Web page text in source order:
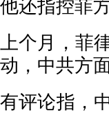
他还指控菲
上个月，菲
动，中共方
有评论指，